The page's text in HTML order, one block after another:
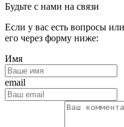
Будьте с нами на связи
Если у вас есть вопросы
его через форму ниже:
Имя
email